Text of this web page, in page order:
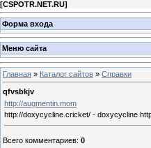
[CSPOTR.NET.RU]
Форма входа
Меню сайта
Главная » Каталог сайтов » Справки
qfvsbkjv
http://augmentin.mom
http://doxycycline.cricket/ - doxycycline
Всего комментариев: 0